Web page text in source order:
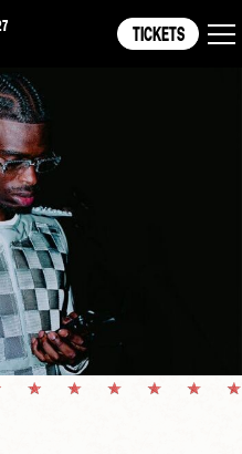
TICKETS